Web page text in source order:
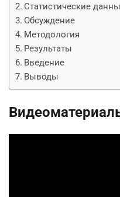
Статистические
Обсуждение
Методология
Результаты
Введение
Выводы